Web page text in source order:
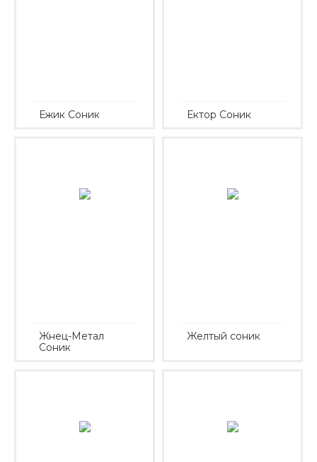
Ежик Соник Ектор Соник
Жнец-Метал
Соник
Желтый соник